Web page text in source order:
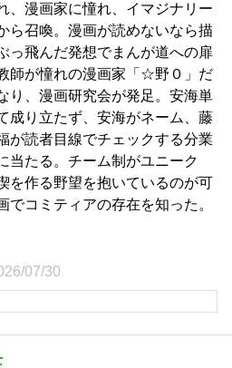
、漫画家に憧れ、イマジナリー
ら召喚。漫画が読めないなら描
っ飛んだ発想でまんが道への扉
師が憧れの漫画家「☆野０」だ
り、漫画研究会が発足。安海単
成り立たず、安海がネーム、藤
が読者目線でチェックする分業
当たる。チーム制がユニーク
を作る野望を抱いているのが可
でコミティアの存在を知った。
07/30